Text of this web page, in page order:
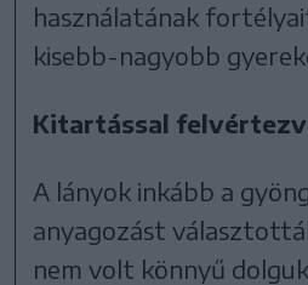
használatának
kisebb-nagyobb
Kitartással
A lányok inkább a
anyagozást
nem volt könnyű